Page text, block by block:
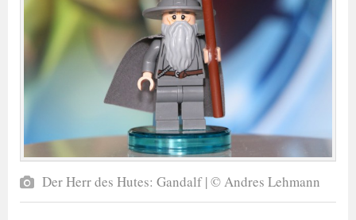
Der Herr des Hutes: Gandalf | © Andres Lehmann